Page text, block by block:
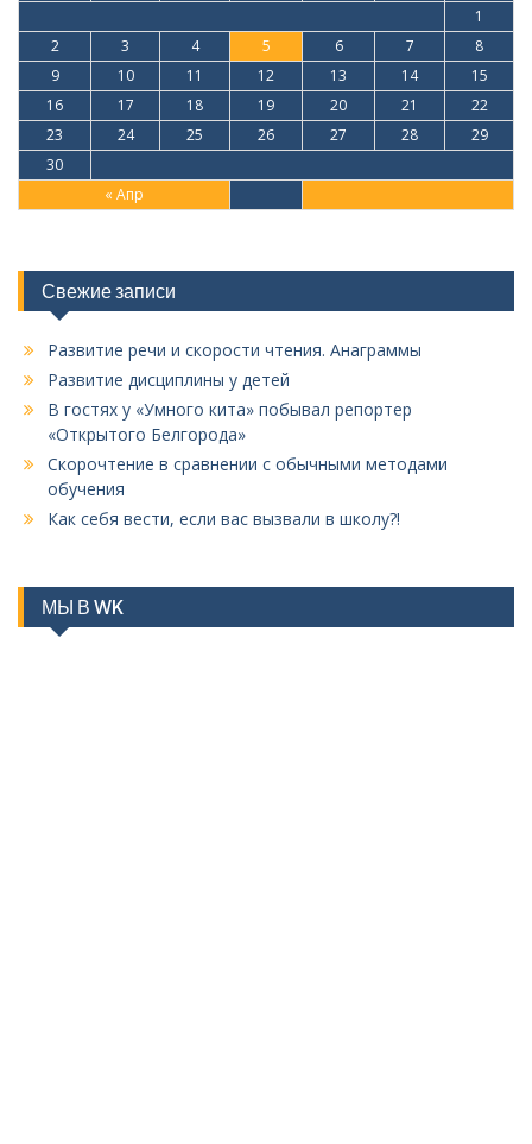
« Апр
1
2
3 4 5 6 7
8
9
10 11 12 13 14
15
16
17 18 19 20 21
22
23
24 25 26 27 28
29
30
Свежие записи
Развитие речи и скорости чтения. Анаграммы
Развитие дисциплины у детей
В гостях у «Умного кита» побывал репортер
«Открытого Белгорода»
Скорочтение в сравнении с обычными методами
обучения
Как себя вести, если вас вызвали в школу?!
МЫ В WK